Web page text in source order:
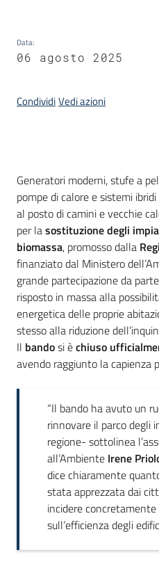
su
Data:
06 agosto 2025
CondividiVedi azioni
Introduzione
Generatori moderni, stufe a
pompe di calore e sistemi
al posto di camini e vecchie
per lasostituzione degli
biomassa, promosso dalla
finanziato dal Ministero
grande partecipazione da
risposto in massa alla
energetica delle proprie
stesso alla riduzione
Il bandosi èchiuso
avendo raggiunto la capienza
“Il bando ha avuto un
rinnovare il parco degli
regione- sottolinea
all’Ambiente Irene
dice chiaramente
stata apprezzata dai
incidere
sull’efficienza degli